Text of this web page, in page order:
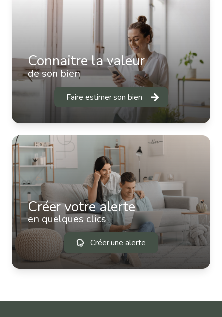
Connaitre la valeur
de son bien
Faire estimer son bien
Créer votre alerte
en quelques clics
Créer une alerte